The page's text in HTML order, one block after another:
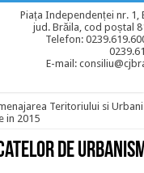
Piața Independenței nr. 1,
jud. Brăila, cod poștal
Telefon:
E-mail:
Teritoriului si
in 2015
de urbanism